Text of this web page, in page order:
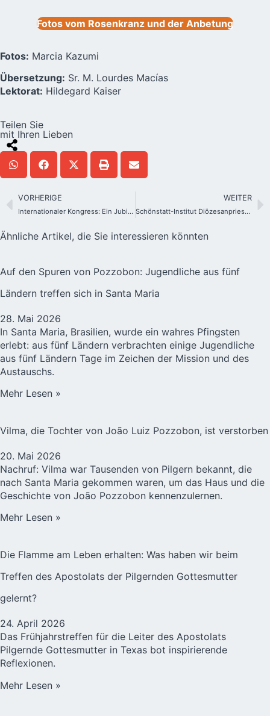
Fotos vom Rosenkranz und der Anbetung
Fotos: Marcia Kazumi
Übersetzung: Sr. M. Lourdes Macías
Lektorat: Hildegard Kaiser
Teilen Sie
mit Ihren Lieben
VORHERIGE
Internationaler Kongress: Ein Jubiläumstag, der in die Geschichte eingeht
WEITER
Schönstatt-Institut Diözesanpriester – Erste Sessio des Generalkongresses beendet: Begegnung mit Papst Leo
Ähnliche Artikel, die Sie interessieren könnten
Auf den Spuren von Pozzobon: Jugendliche aus fünf
Ländern treffen sich in Santa Maria
28. Mai 2026
In Santa Maria, Brasilien, wurde ein wahres Pfingsten
erlebt: aus fünf Ländern verbrachten einige Jugendliche
aus fünf Ländern Tage im Zeichen der Mission und des
Austauschs.
Mehr Lesen »
Vilma, die Tochter von João Luiz Pozzobon, ist verstorben
20. Mai 2026
Nachruf: Vilma war Tausenden von Pilgern bekannt, die
nach Santa Maria gekommen waren, um das Haus und die
Geschichte von João Pozzobon kennenzulernen.
Mehr Lesen »
Die Flamme am Leben erhalten: Was haben wir beim
Treffen des Apostolats der Pilgernden Gottesmutter
gelernt?
24. April 2026
Das Frühjahrstreffen für die Leiter des Apostolats
Pilgernde Gottesmutter in Texas bot inspirierende
Reflexionen.
Mehr Lesen »